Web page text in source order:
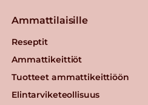
Ammattilaisille
Reseptit
Ammattikeittiöt
Tuotteet ammattikeittiöön
Elintarviketeollisuus